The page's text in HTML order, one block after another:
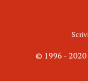
© 1996 -